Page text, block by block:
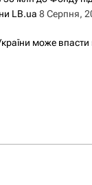
LB.ua 8 Серпня,
може